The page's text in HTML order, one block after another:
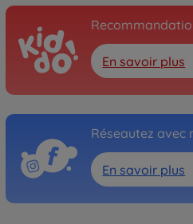
En savoir plus
Réseautez avec
En savoir plus